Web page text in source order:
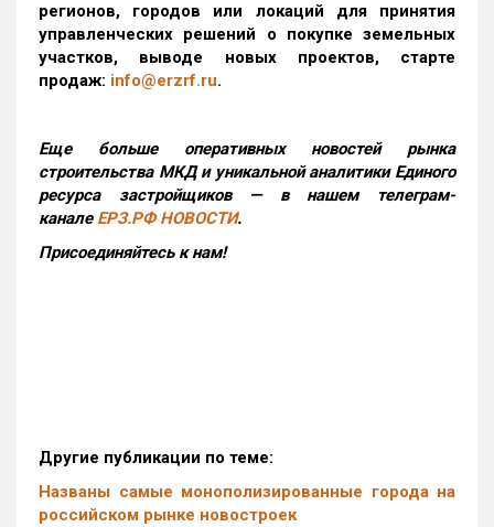
регионов, городов или локаций для принятия
управленческих решений о покупке земельных
участков, выводе новых проектов, старте
продаж: info@erzrf.ru.
Еще больше оперативных новостей рынка
строительства МКД и уникальной аналитики Единого
ресурса застройщиков — в нашем телеграм-
канале ЕРЗ.РФ НОВОСТИ.
Присоединяйтесь к нам!
Другие публикации по теме:
Названы самые монополизированные города на
российском рынке новостроек